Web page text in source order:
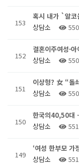
153
혹시 내가 `알코
상담소
152
결혼이주여성·
상담소
151
이상형? 女 “돌
상담소
150
한국의40,50대
상담소
149
‘여성 한부모 가
상담소